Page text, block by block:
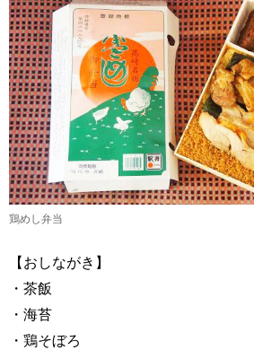
鶏めし弁当
【おしながき】
・茶飯
・海苔
・鶏そぼろ